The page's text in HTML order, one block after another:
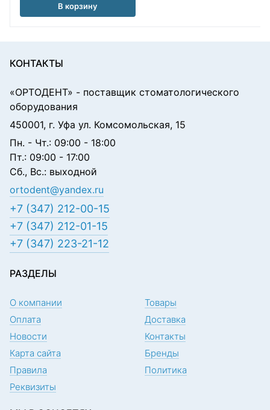
В корзину
КОНТАКТЫ
«ОРТОДЕНТ» - поставщик стоматологического
оборудования
450001, г. Уфа ул. Комсомольская, 15
Пн. - Чт.: 09:00 - 18:00
Пт.: 09:00 - 17:00
Сб., Вс.: выходной
ortodent@yandex.ru
+7 (347) 212-00-15
+7 (347) 212-01-15
+7 (347) 223-21-12
РАЗДЕЛЫ
О компании
Товары
Оплата
Доставка
Новости
Контакты
Карта сайта
Бренды
Правила
Политика
Реквизиты